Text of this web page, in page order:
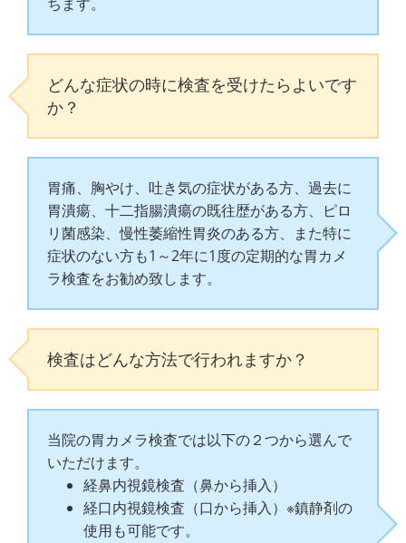
どんな症状の時に検査を受けたらよいです
か？
胃痛、胸やけ、吐き気の症状がある方、過去に
胃潰瘍、十二指腸潰瘍の既往歴がある方、ピロ
リ菌感染、慢性萎縮性胃炎のある方、また特に
症状のない方も1～2年に1度の定期的な胃カメ
ラ検査をお勧め致します。
検査はどんな方法で行われますか？
当院の胃カメラ検査では以下の２つから選んで
いただけます。
経鼻内視鏡検査（鼻から挿入）
経口内視鏡検査（口から挿入）※鎮静剤の
使用も可能です。